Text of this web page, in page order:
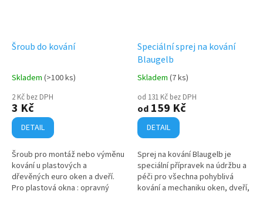
Šroub do kování
Skladem (>100 ks)
2 Kč bez DPH
3 Kč
DETAIL
Šroub pro montáž nebo výměnu
kování u plastových a
dřevěných euro oken a dveří.
Pro plastová okna : opravný
Speciální sprej na kování
Blaugelb
Skladem (7 ks)
od 131 Kč bez DPH
od 159 Kč
DETAIL
Sprej na kování Blaugelb je
speciální přípravek na údržbu a
péči pro všechna pohyblivá
kování a mechaniku oken, dveří,